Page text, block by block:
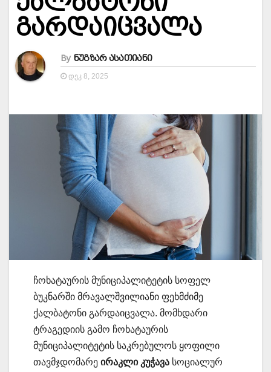
გარდაიცვალა
By ნუგზარ ასათიანი
ᲓᲔᲙ 8, 2025
ჩოხატაურის მუნიციპალიტეტის სოფელ
ბუკნარში მრავალშვილიანი ფეხმძიმე
ქალბატონი გარდაიცვალა. მომხდარი
ტრაგედიის გამო ჩოხატაურის
მუნიციპალიტეტის საკრებულოს ყოფილი
თავმჯდომარე ირაკლი კუჭავა სოციალურ